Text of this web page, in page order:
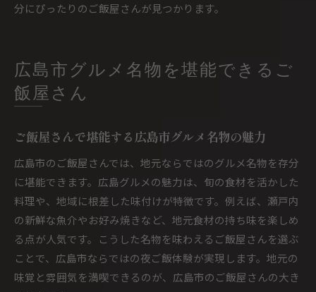
分にぴったりのご飯屋さんが見つかります。
広島市グルメ名物を堪能できるご
飯屋さん
ご飯屋さんで堪能する広島市グルメ名物の魅力
広島市のご飯屋さんでは、地元ならではのグルメ名物を存分
に堪能できます。広島グルメの魅力は、旬の食材を活かした
料理や、地域に根差した味付けが特徴です。例えば、瀬戸内
の新鮮な魚介やお好み焼きなど、地元食材の持ち味を楽しめ
る点が人気です。こうした名物を味わえるご飯屋さんを選ぶ
ことで、広島市ならではの夜ご飯体験が実現します。地元の
味覚と雰囲気を満喫できるのが、広島市のご飯屋さんの大き